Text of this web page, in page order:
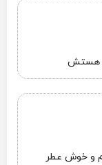
هستش
و خوش عطر